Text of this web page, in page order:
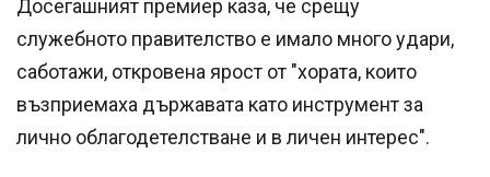
Досегашният премиер каза, че срещу
служебното правителство е имало много удари,
саботажи, откровена ярост от "хората, които
възприемаха държавата като инструмент за
лично облагодетелстване и в личен интерес".